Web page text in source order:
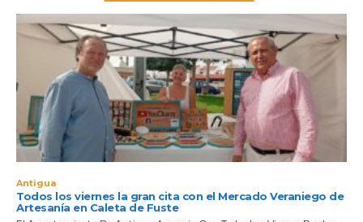
Antigua
Todos los viernes la gran cita con el Mercado Veraniego de
Artesanía en Caleta de Fuste